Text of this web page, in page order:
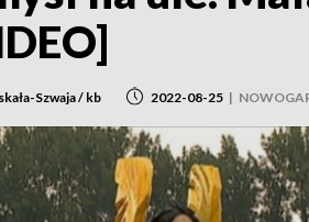
Szwaja / kb 2022-08-25 |